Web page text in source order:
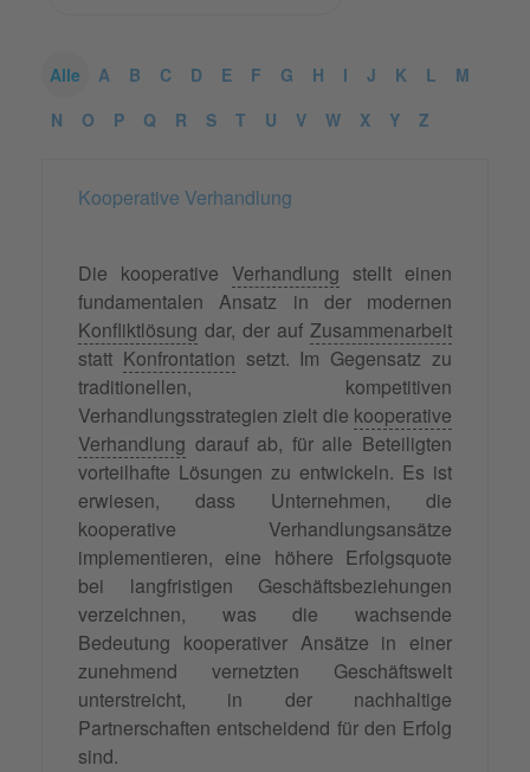
Alle A B C D E F G H I J K L
M
N
O P Q R S T U V W X Y Z
Kooperative Verhandlung
Die kooperative Verhandlung stellt einen
fundamentalen Ansatz in der modernen
Konfliktlösung dar, der auf Zusammenarbeit
statt Konfrontation setzt. Im Gegensatz zu
traditionellen, kompetitiven
Verhandlungsstrategien zielt die kooperative
Verhandlung darauf ab, für alle Beteiligten
vorteilhafte Lösungen zu entwickeln. Es ist
erwiesen, dass Unternehmen, die
kooperative Verhandlungsansätze
implementieren, eine höhere Erfolgsquote
bei langfristigen Geschäftsbeziehungen
verzeichnen, was die wachsende
Bedeutung kooperativer Ansätze in einer
zunehmend vernetzten Geschäftswelt
unterstreicht, in der nachhaltige
Partnerschaften entscheidend für den Erfolg
sind.